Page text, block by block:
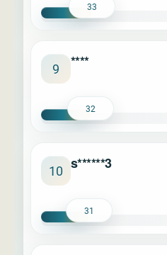
33
9 ****
32
10 s******3
31